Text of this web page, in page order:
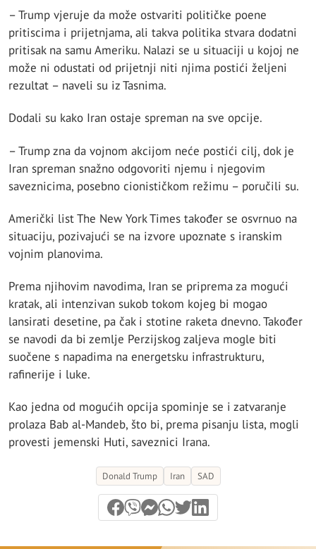
– Trump vjeruje da može ostvariti političke poene
pritiscima i prijetnjama, ali takva politika stvara dodatni
pritisak na samu Ameriku. Nalazi se u situaciji u kojoj ne
može ni odustati od prijetnji niti njima postići željeni
rezultat – naveli su iz Tasnima.
Dodali su kako Iran ostaje spreman na sve opcije.
– Trump zna da vojnom akcijom neće postići cilj, dok je
Iran spreman snažno odgovoriti njemu i njegovim
saveznicima, posebno cionističkom režimu – poručili su.
Američki list The New York Times također se osvrnuo na
situaciju, pozivajući se na izvore upoznate s iranskim
vojnim planovima.
Prema njihovim navodima, Iran se priprema za mogući
kratak, ali intenzivan sukob tokom kojeg bi mogao
lansirati desetine, pa čak i stotine raketa dnevno. Također
se navodi da bi zemlje Perzijskog zaljeva mogle biti
suočene s napadima na energetsku infrastrukturu,
rafinerije i luke.
Kao jedna od mogućih opcija spominje se i zatvaranje
prolaza Bab al-Mandeb, što bi, prema pisanju lista, mogli
provesti jemenski Huti, saveznici Irana.
Donald Trump Iran SAD